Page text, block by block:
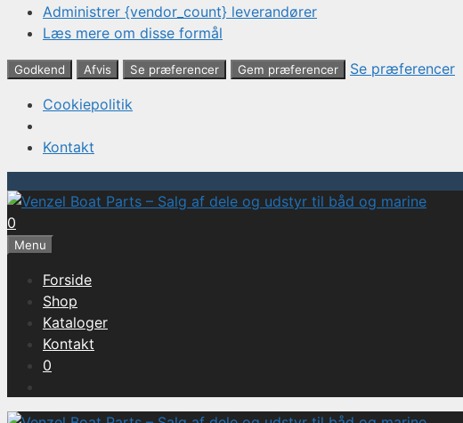
Administrer {vendor_count} leverandører
Læs mere om disse formål
Godkend Afvis Se præferencer Gem præferencer
Se præferencer
Cookiepolitik
Kontakt
Hop
til
indhold
0
Menu
Forside
Shop
Kataloger
Kontakt
0